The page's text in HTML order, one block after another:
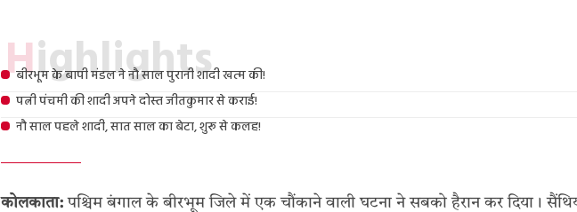
Highlights
बीरभूम के बापी मंडल ने नौ साल पुरानी शादी खत्म की!
पत्नी पंचमी की शादी अपने दोस्त जीतकुमार से कराई!
नौ साल पहले शादी, सात साल का बेटा, शुरू से कलह!
कोलकाता: पश्चिम बंगाल के बीरभूम जिले में एक चौंकाने वाली घटना ने सबको हैरान कर दिया।